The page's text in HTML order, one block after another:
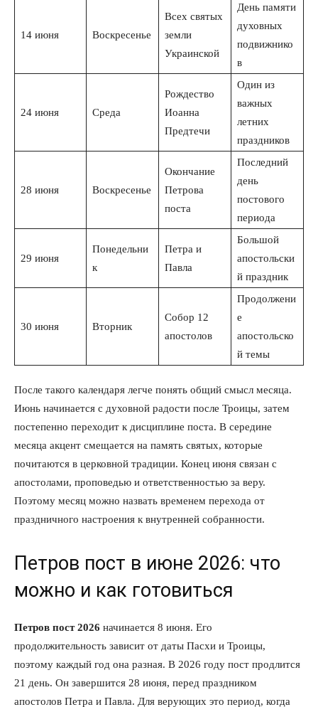
14 июня Воскресенье
Всех святых
земли
Украинской
День памяти
духовных
подвижнико
в
24 июня Среда
Рождество
Иоанна
Предтечи
Один из
важных
летних
праздников
28 июня Воскресенье
Окончание
Петрова
поста
Последний
день
постового
периода
29 июня
Понедельни
к
Петра и
Павла
Большой
апостольски
й праздник
30 июня Вторник
Собор 12
апостолов
Продолжени
е
апостольско
й темы
После такого календаря легче понять общий смысл месяца.
Июнь начинается с духовной радости после Троицы, затем
постепенно переходит к дисциплине поста. В середине
месяца акцент смещается на память святых, которые
почитаются в церковной традиции. Конец июня связан с
апостолами, проповедью и ответственностью за веру.
Поэтому месяц можно назвать временем перехода от
праздничного настроения к внутренней собранности.
Петров пост в июне 2026: что
можно и как готовиться
Петров пост 2026 начинается 8 июня. Его
продолжительность зависит от даты Пасхи и Троицы,
поэтому каждый год она разная. В 2026 году пост продлится
21 день. Он завершится 28 июня, перед праздником
апостолов Петра и Павла. Для верующих это период, когда